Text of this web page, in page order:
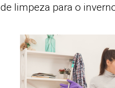
de limpeza para o